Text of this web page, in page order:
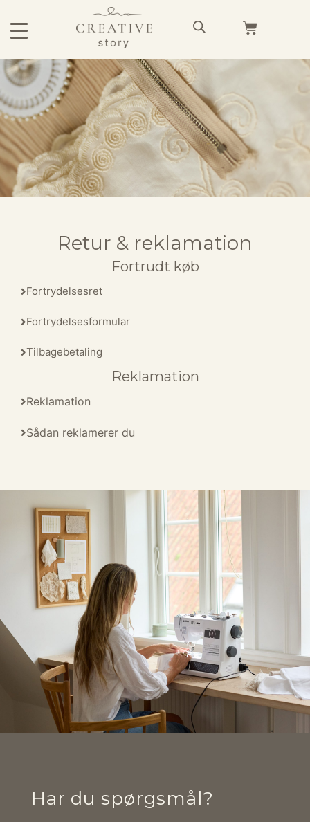
Retur & reklamation
Fortrudt køb
Fortrydelsesret
Fortrydelsesformular
Tilbagebetaling
Reklamation
Reklamation
Sådan reklamerer du
Har du spørgsmål?